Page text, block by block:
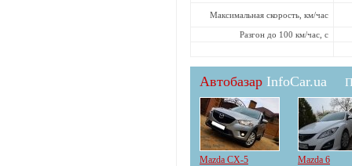
Максимальная скорость, км/час
Разгон до 100 км/час, с
Автобазар InfoCar.ua
Mazda CX-5 Mazda 6